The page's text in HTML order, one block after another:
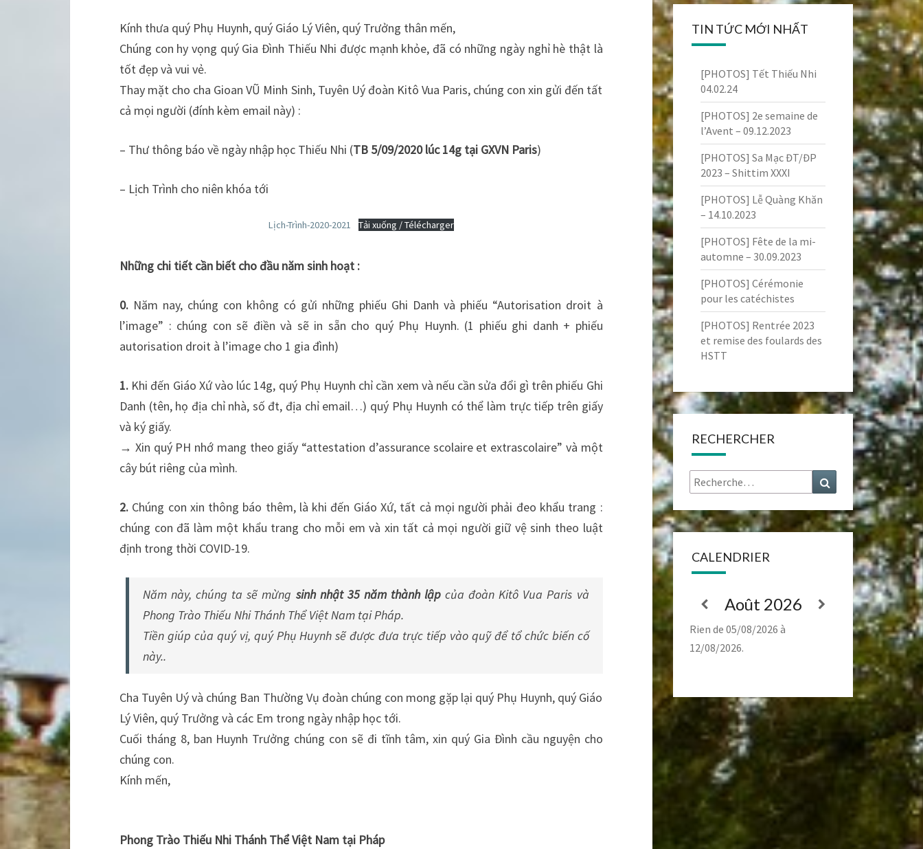
KITÔ
VUA
PARIS
Kính thưa quý Phụ Huynh, quý Giáo Lý Viên, quý Trưởng thân mến,
Chúng con hy vọng quý Gia Đình Thiếu Nhi được mạnh khỏe, đã có những ngày nghỉ hè thật là
tốt đẹp và vui vẻ.
Thay mặt cho cha Gioan VŨ Minh Sinh, Tuyên Uý đoàn Kitô Vua Paris, chúng con xin gửi đến tất
cả mọi người (đính kèm email này) :
– Thư thông báo về ngày nhập học Thiếu Nhi (TB 5/09/2020 lúc 14g tại GXVN Paris)
– Lịch Trình cho niên khóa tới
Lịch-Trình-2020-2021 Tải xuống / Télécharger
Những chi tiết cần biết cho đầu năm sinh hoạt :
0. Năm nay, chúng con không có gửi những phiếu Ghi Danh và phiếu “Autorisation droit à
l’image” : chúng con sẽ điền và sẽ in sẵn cho quý Phụ Huynh. (1 phiếu ghi danh + phiếu
autorisation droit à l’image cho 1 gia đình)
1. Khi đến Giáo Xứ vào lúc 14g, quý Phụ Huynh chỉ cần xem và nếu cần sửa đổi gì trên phiếu Ghi
Danh (tên, họ địa chỉ nhà, số đt, địa chỉ email…) quý Phụ Huynh có thể làm trực tiếp trên giấy
và ký giấy.
→ Xin quý PH nhớ mang theo giấy “attestation d’assurance scolaire et extrascolaire” và một
cây bút riêng của mình.
2. Chúng con xin thông báo thêm, là khi đến Giáo Xứ, tất cả mọi người phải đeo khẩu trang :
chúng con đã làm một khẩu trang cho mỗi em và xin tất cả mọi người giữ vệ sinh theo luật
định trong thời COVID-19.
Năm này, chúng ta sẽ mừng sinh nhật 35 năm thành lậpcủa đoàn Kitô Vua Paris và
Phong Trào Thiếu Nhi Thánh Thể Việt Nam tại Pháp.
Tiền giúp của quý vị, quý Phụ Huynh sẽ được đưa trực tiếp vào quỹ để tổ chức biến cố
này..
Cha Tuyên Uý và chúng Ban Thường Vụ đoàn chúng con mong gặp lại quý Phụ Huynh, quý Giáo
Lý Viên, quý Trưởng và các Em trong ngày nhập học tới.
Cuối tháng 8, ban Huynh Trưởng chúng con sẽ đi tĩnh tâm, xin quý Gia Đình cầu nguyện cho
chúng con.
Kính mến,
Phong Trào Thiếu Nhi Thánh Thể Việt Nam tại Pháp
TIN TỨC MỚI NHẤT
[PHOTOS] Tết Thiếu Nhi
04.02.24
[PHOTOS] 2e semaine de
l’Avent – 09.12.2023
[PHOTOS] Sa Mạc ĐT/ĐP
2023 – Shittim XXXI
[PHOTOS] Lễ Quàng Khăn
– 14.10.2023
[PHOTOS] Fête de la mi-
automne – 30.09.2023
[PHOTOS] Cérémonie
pour les catéchistes
[PHOTOS] Rentrée 2023
et remise des foulards des
HSTT
RECHERCHER
Rechercher : Recherche
CALENDRIER
Août 2026
Rien de 05/08/2026 à
12/08/2026.